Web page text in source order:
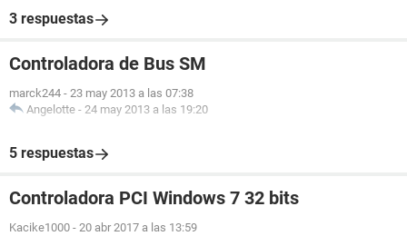
3 respuestas
Controladora de Bus SM
marck244 - 23 may 2013 a las 07:38
Angelotte - 24 may 2013 a las 19:20
5 respuestas
Controladora PCI Windows 7 32 bits
Kacike1000 - 20 abr 2017 a las 13:59